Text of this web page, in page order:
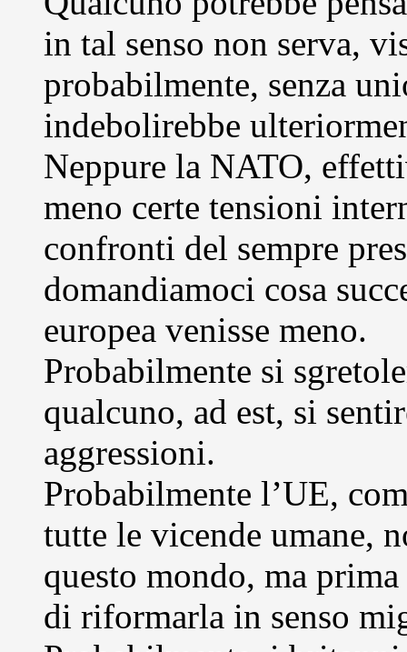
in tal senso non serva,
probabilmente, senza
indebolirebbe
Neppure la NATO,
meno certe tensioni
confronti del sempre
domandiamoci cosa
europea venisse meno.
Probabilmente si
qualcuno, ad est, si
aggressioni.
Probabilmente l’UE,
tutte le vicende umane,
questo mondo, ma
di riformarla in senso